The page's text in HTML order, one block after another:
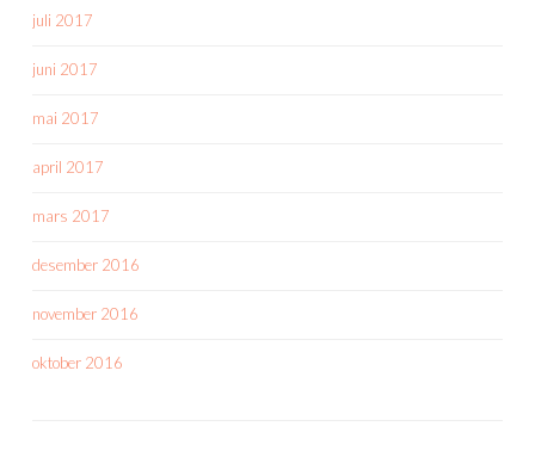
juli 2017
juni 2017
mai 2017
april 2017
mars 2017
desember 2016
november 2016
oktober 2016